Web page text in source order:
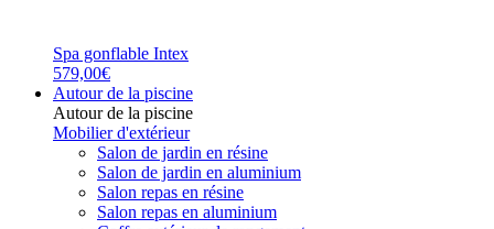
Spa gonflable Intex
579,00€
Autour de la piscine
Autour de la piscine
Mobilier d'extérieur
Salon de jardin en résine
Salon de jardin en aluminium
Salon repas en résine
Salon repas en aluminium